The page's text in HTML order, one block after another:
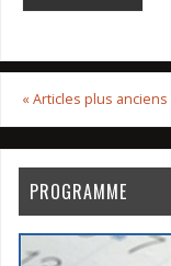
«Articles plus anciens
PROGRAMME